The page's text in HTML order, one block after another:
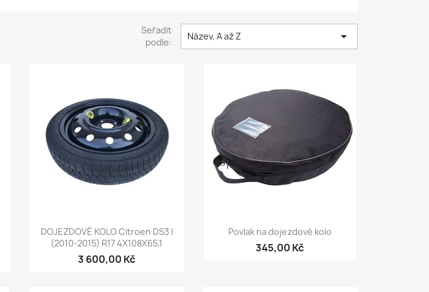
Seřadit
podle:
Název, A až Z 
Rychlý náhled
DOJEZDOVÉ KOLO Citroen DS3 I
(2010-2015) R17 4X108X65,1
3 600,00 Kč
Rychlý náhled
Povlak na dojezdové kolo
345,00 Kč